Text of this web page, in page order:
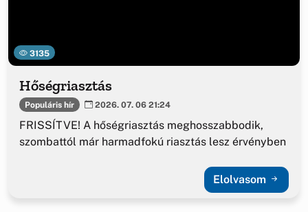
3135
Hőségriasztás
Populáris hír 2026. 07. 06 21:24
FRISSÍTVE! A hőségriasztás meghosszabbodik,
szombattól már harmadfokú riasztás lesz érvényben
Elolvasom